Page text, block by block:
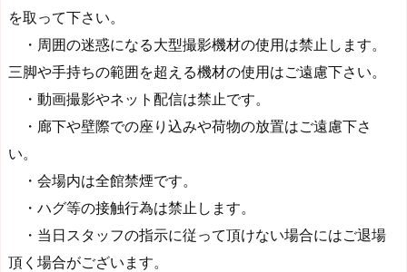
を取って下さい。
・周囲の迷惑になる大型撮影機材の使用は禁止します。
三脚や手持ちの範囲を超える機材の使用はご遠慮下さい。
・動画撮影やネット配信は禁止です。
・廊下や壁際での座り込みや荷物の放置はご遠慮下さ
い。
・会場内は全館禁煙です。
・ハグ等の接触行為は禁止します。
・当日スタッフの指示に従って頂けない場合にはご退場
頂く場合がございます。